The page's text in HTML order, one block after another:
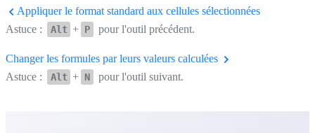
Appliquer le format standard aux cellules sélectionnées
Astuce :
Alt + P pour l'outil précédent.
Changer les formules par leurs valeurs calculées
Astuce :
Alt + N pour l'outil suivant.